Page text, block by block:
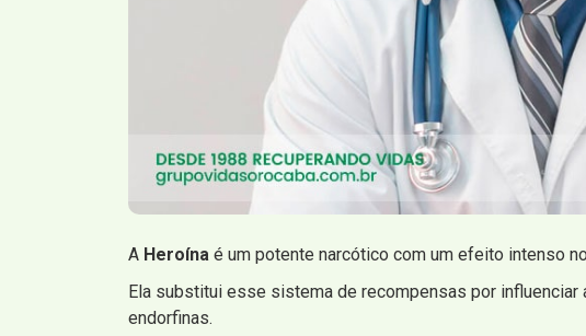
A Heroína é um potente narcótico com um efeito intenso
Ela substitui esse sistema de recompensas por
endorfinas.